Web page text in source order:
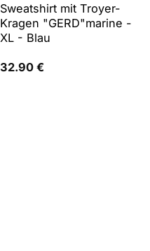
Sweatshirt mit Troyer-
Kragen "GERD"marine -
XL - Blau
32.90 €